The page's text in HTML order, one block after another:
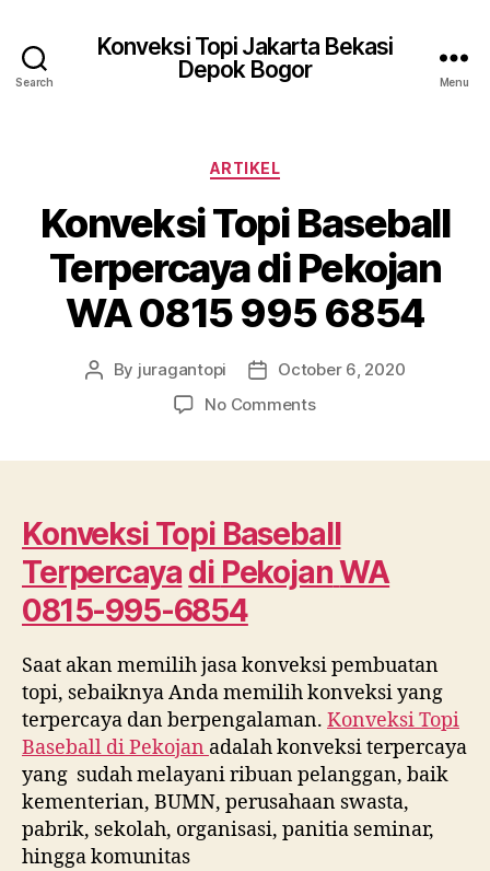
Search
Konveksi Topi Jakarta Bekasi
Depok Bogor
Menu
Categories
ARTIKEL
Konveksi Topi Baseball
Terpercaya di Pekojan
WA 0815 995 6854
Post
By juragantopi
PostOctober 6, 2020
No Commentson
di
Pekojan
WA
Konveksi Topi Baseball
Terpercaya di PekojanWA
0815-995-6854
Saat akan memilih jasa konveksi pembuatan
topi, sebaiknya Anda memilih konveksi yang
terpercaya dan berpengalaman. Konveksi Topi
Baseball diPekojan adalah konveksi terpercaya
yang sudah melayani ribuan pelanggan, baik
kementerian, BUMN, perusahaan swasta,
pabrik, sekolah, organisasi, panitia seminar,
hingga komunitas